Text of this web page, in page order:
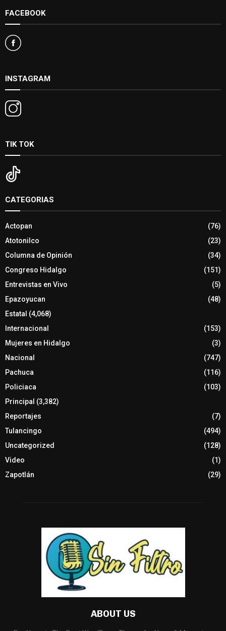
FACEBOOK
INSTAGRAM
TIK TOK
CATEGORIAS
Actopan
(76)
Atotonilco
(23)
Columna de Opinión
(34)
Congreso Hidalgo
(151)
Entrevistas en Vivo
(5)
Epazoyucan
(48)
Estatal (4,068)
Internacional
(153)
Mujeres en Hidalgo
(3)
Nacional
(747)
Pachuca
(116)
Policiaca
(103)
Principal (3,382)
Reportajes
(7)
Tulancingo
(494)
Uncategorized
(128)
Video
(1)
Zapotlán
(29)
ABOUT US